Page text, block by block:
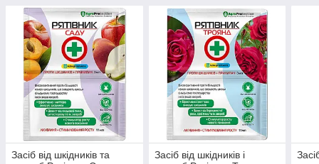
Засіб від шкідників та
Засіб від шкідників і